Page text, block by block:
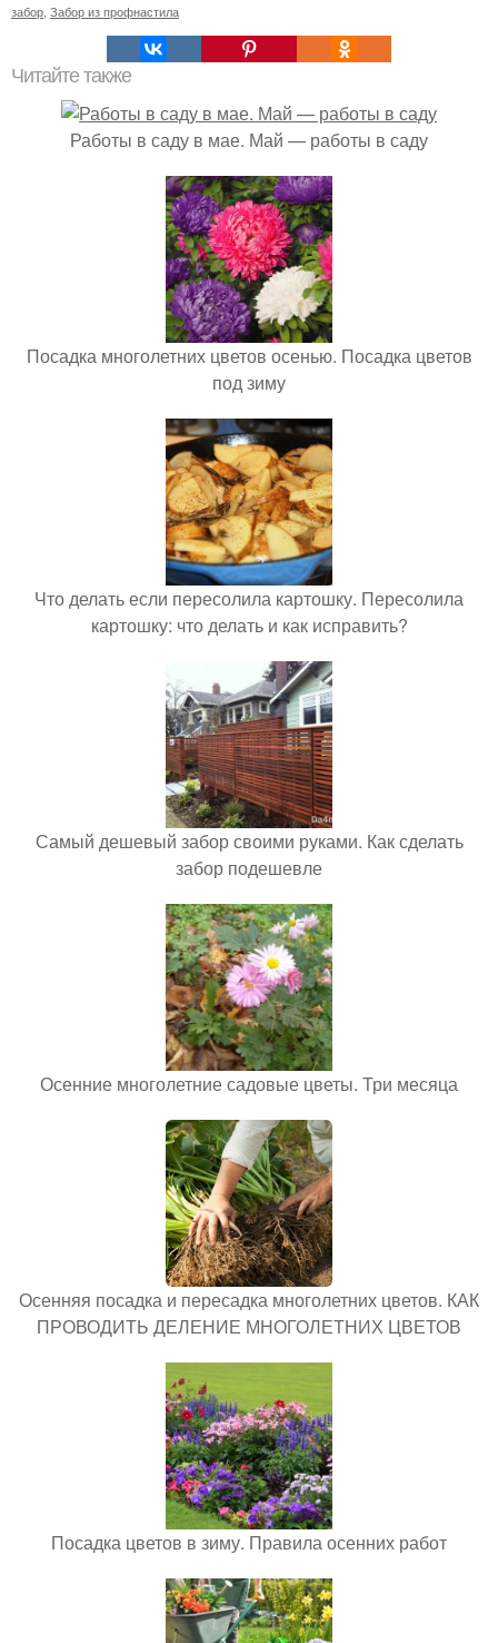
забор Забор из профнастила
Читайте также
Работы в саду в мае. Май — работы в саду
Посадка многолетних цветов осенью. Посадка цветов
под зиму
Что делать если пересолила картошку. Пересолила
картошку: что делать и как исправить?
Самый дешевый забор своими руками. Как сделать
забор подешевле
Осенние многолетние садовые цветы. Три месяца
Осенняя посадка и пересадка многолетних цветов. КАК
ПРОВОДИТЬ ДЕЛЕНИЕ МНОГОЛЕТНИХ ЦВЕТОВ
Посадка цветов в зиму. Правила осенних работ